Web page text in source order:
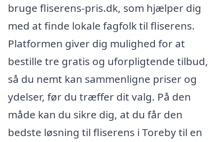
bruge fliserens-pris.dk, som hjælper dig
med at finde lokale fagfolk til fliserens.
Platformen giver dig mulighed for at
bestille tre gratis og uforpligtende tilbud,
så du nemt kan sammenligne priser og
ydelser, før du træffer dit valg. På den
måde kan du sikre dig, at du får den
bedste løsning til fliserens i Toreby til en